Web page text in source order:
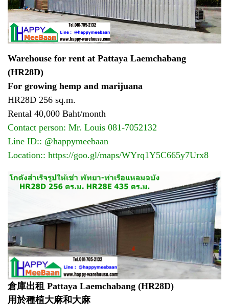
Warehouse for rent at Pattaya Laemchabang
(HR28D)
For growing hemp and marijuana
HR28D 256 sq.m.
Rental 40,000 Baht/month
Contact person: Mr. Louis 081-7052132
Line ID:: @happymeebaan
Location:: https://goo.gl/maps/WYrq1Y5C665y7Urx8
倉庫出租 Pattaya Laemchabang (HR28D)
用於種植大麻和大麻